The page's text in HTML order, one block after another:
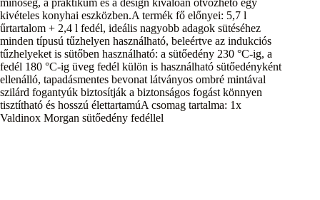
kivételes konyhai eszközben.A termék fő előnyei: 5,7 l
űrtartalom + 2,4 l fedél, ideális nagyobb adagok sütéséhez
minden típusú tűzhelyen használható, beleértve az indukciós
tűzhelyeket is sütőben használható: a sütőedény 230 °C-ig, a
fedél 180 °C-ig üveg fedél külön is használható sütőedényként
ellenálló, tapadásmentes bevonat látványos ombré mintával
szilárd fogantyúk biztosítják a biztonságos fogást könnyen
tisztítható és hosszú élettartamúA csomag tartalma: 1x
Valdinox Morgan sütőedény fedéllel